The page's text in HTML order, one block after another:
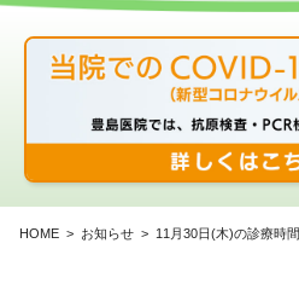
HOME お知らせ 11月30日(木)の診療時